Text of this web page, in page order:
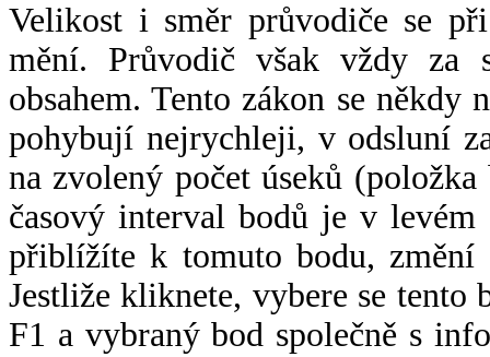
Velikost i směr průvodiče se
mění. Průvodič však vždy za
obsahem. Tento zákon se někdy
pohybují nejrychleji, v odsluní
na zvolený počet úseků
časový interval bodů je v
přiblížíte k tomuto bodu,
Jestliže kliknete, vybere se tento
F1 a vybraný bod společně s